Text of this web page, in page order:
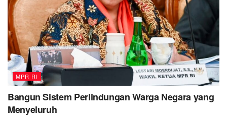
MPR RI
Bangun Sistem Perlindungan Warga Negara yang
Menyeluruh